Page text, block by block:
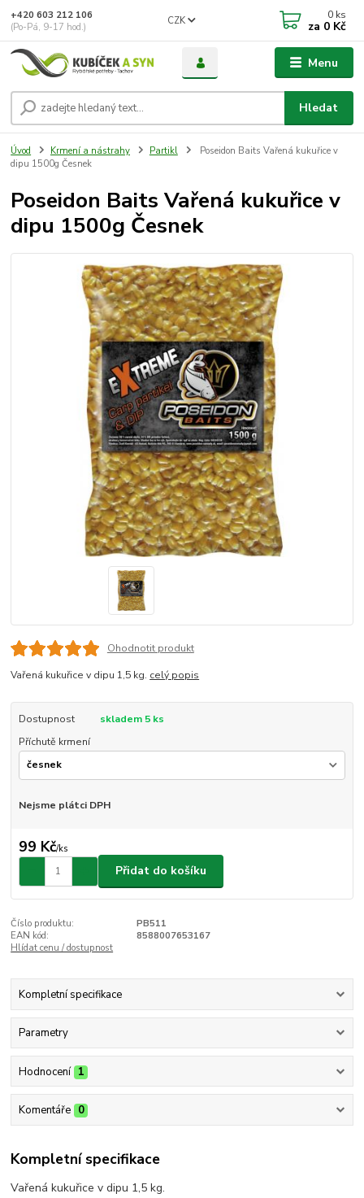
Menu
CZK
Hledat
+420 603 212 106
(Po-Pá, 9-17 hod.)
0 ks
za 0 Kč
Úvod Krmení a nástrahy Partikl
Poseidon Baits Vařená kukuřice v
dipu 1500g Česnek
Poseidon Baits Vařená kukuřice v
dipu 1500g Česnek
Ohodnotit produkt
Vařená kukuřice v dipu 1,5 kg. celý popis
Dostupnost
skladem 5 ks
Příchutě krmení
Nejsme plátci DPH
99 Kč/ks
Přidat do košíku
Číslo produktu:
PB511
EAN kód:
8588007653167
Hlídat cenu / dostupnost
Kompletní specifikace
Parametry
Hodnocení 1
Komentáře 0
Kompletní specifikace
Vařená kukuřice v dipu 1,5 kg.